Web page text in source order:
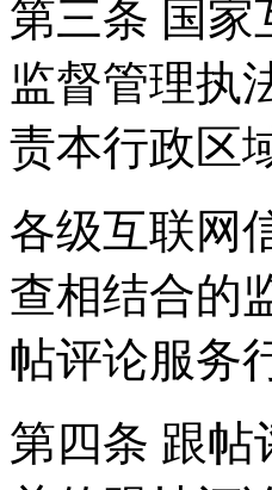
第三条 国家
监督管理执
责本行政区
各级互联网
查相结合的
帖评论服务
第四条 跟帖